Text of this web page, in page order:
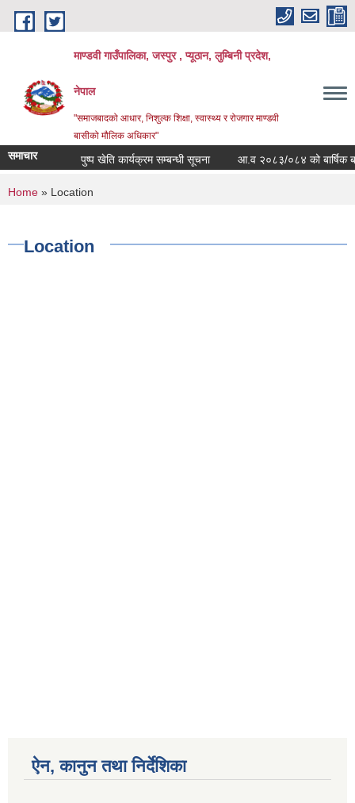
Skip to main content
माण्डवी गाउँपालिका, जस्पुर , प्यूठान, लुम्बिनी प्रदेश,
नेपाल
"समाजबादको आधार, निशुल्क शिक्षा, स्वास्थ्य र रोजगार माण्डवी
बासीको मौलिक अधिकार"
समाचार पुष्प खेति कार्यक्रम सम्बन्धी सूचना आ.व २०८३/०८४ को बार्षिक बजेट
You are here
Home » Location
Location
ऐन, कानुन तथा निर्देशिका